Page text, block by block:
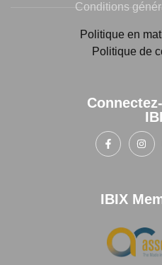
Conditions
Politique en
Politique de
IBIX